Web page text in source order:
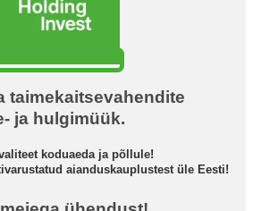
taimekaitsevahendite
ja hulgimüük.
koduaeda ja põllule!
aianduskauplustest üle Eesti!